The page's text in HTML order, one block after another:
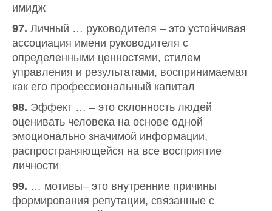
имидж
97. Личный … руководителя – это устойчивая
ассоциация имени руководителя с
определенными ценностями, стилем
управления и результатами, воспринимаемая
как его профессиональный капитал
98. Эффект … – это склонность людей
оценивать человека на основе одной
эмоционально значимой информации,
распространяющейся на все восприятие
личности
99. … мотивы– это внутренние причины
формирования репутации, связанные с